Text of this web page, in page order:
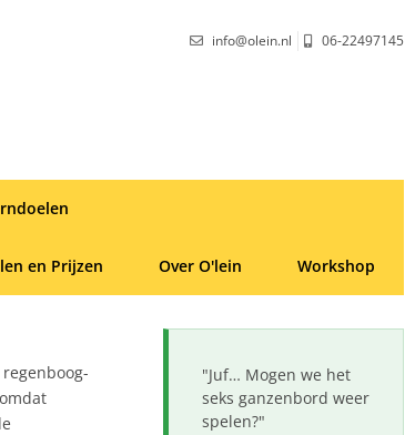
info@olein.nl 06-22497145
en Prijzen Over O'lein Workshop
"Juf… Mogen we het
seks ganzenbord weer
spelen?"